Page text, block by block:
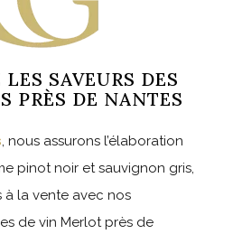
SAVEURS DES
PRÈS DE NANTES
, nous assurons l’élaboration
pinot noir et sauvignon gris,
la vente avec nos
de vin Merlot près de